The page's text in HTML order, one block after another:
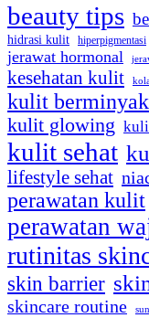
beauty tips
hidrasi kulit hiperpigmentasi
jerawat hormonal
kesehatan kulit
kulit berminyak
kulit glowing
kulit sehat
lifestyle sehat
perawatan kulit
perawatan
rutinitas
skin barrier
skincare routine